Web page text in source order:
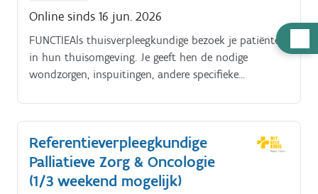
Online sinds 16 jun. 2026
FUNCTIEAls thuisverpleegkundige bezoek je patiënten
in hun thuisomgeving. Je geeft hen de nodige
wondzorgen, inspuitingen, andere specifieke
Referentieverpleegkundige
Palliatieve Zorg & Oncologie
(1/3 weekend mogelijk)